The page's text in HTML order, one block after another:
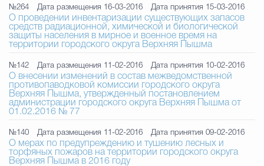
№264 Дата размещения 16-03-2016 Дата принятия 15-03-2016
О проведении инвентаризации существующих запасов
средств радиационной, химической и биологической
защиты населения в мирное и военное время на
территории городского округа Верхняя Пышма
№142 Дата размещения 11-02-2016 Дата принятия 10-02-2016
О внесении изменений в состав межведомственной
противопаводковой комиссии городского округа
Верхняя Пышма, утвержденный постановлением
администрации городского округа Верхняя Пышма от
01.02.2016 № 77
№140 Дата размещения 11-02-2016 Дата принятия 09-02-2016
О мерах по предупреждению и тушению лесных и
торфяных пожаров на территории городского округа
Верхняя Пышма в 2016 году